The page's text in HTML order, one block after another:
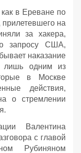
как в Ереване по
на
за хакера,
запросу США,
наказание
лишь одним из
в Москве
действия,
о стремлении
Валентина
с главой
Рубиняном